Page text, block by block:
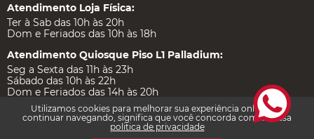
Utilizamos cookies para melhorar sua experiência online. Ao
continuar navegando, significa que você concorda com a nossa
politica de privacidade
Atendimento Loja Física:
Ter à Sab das 10h às 20h
Dom e Feriados das 10h às 18h
Atendimento Quiosque Piso L1 Palladium:
Seg a Sexta das 11h às 23h
Sábado das 10h às 22h
Dom e Feriados das 14h às 20h